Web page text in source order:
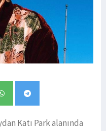
Katı Park alanında